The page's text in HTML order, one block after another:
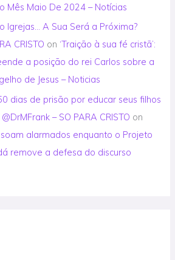
Mês Maio De 2024 – Notícias
Igrejas… A Sua Será a Próxima?
CRISTO on ‘Traição à sua fé cristã’:
a posição do rei Carlos sobre a
de Jesus – Noticias
dias de prisão por educar seus filhos
– SO PARA CRISTO on
alarmados enquanto o Projeto
remove a defesa do discurso